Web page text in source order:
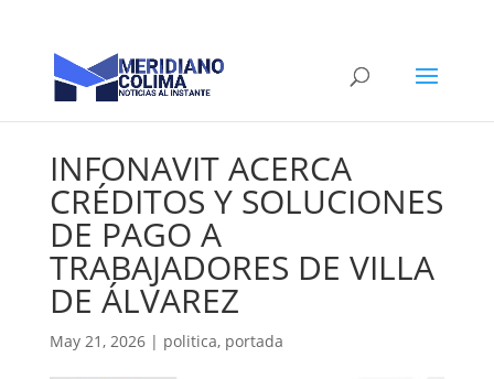
INFONAVIT ACERCA
CRÉDITOS Y SOLUCIONES
DE PAGO A
TRABAJADORES DE VILLA
DE ÁLVAREZ
May 21, 2026| politica, portada